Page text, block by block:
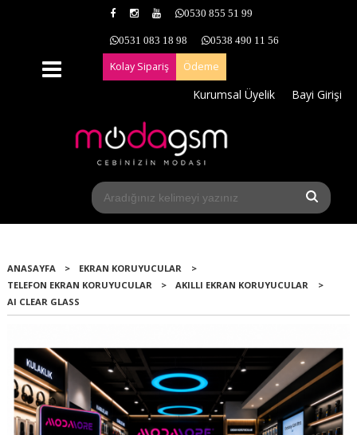
0530 855 51 99
0531 083 18 98 0538 490 11 56
Kolay Sipariş Ödeme
Kurumsal Üyelik Bayi Girişi
ANASAYFA > EKRAN KORUYUCULAR
>
TELEFON EKRAN KORUYUCULAR
> AKILLI EKRAN KORUYUCULAR
>
AI CLEAR GLASS